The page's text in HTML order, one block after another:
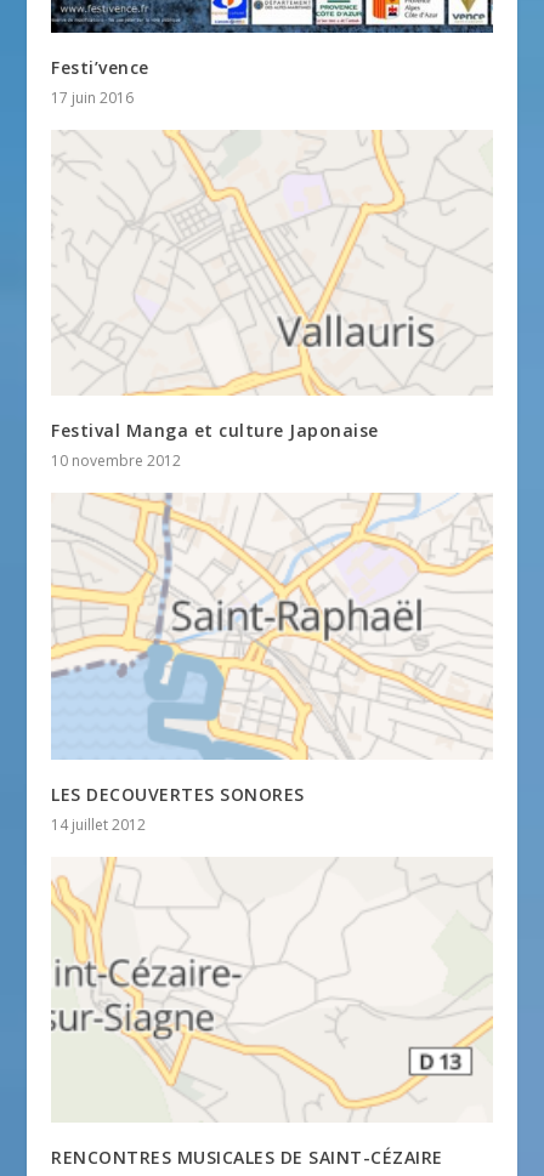
Festi’vence
17 juin 2016
Festival Manga et culture Japonaise
10 novembre 2012
LES DECOUVERTES SONORES
14 juillet 2012
RENCONTRES MUSICALES DE SAINT-CÉZAIRE